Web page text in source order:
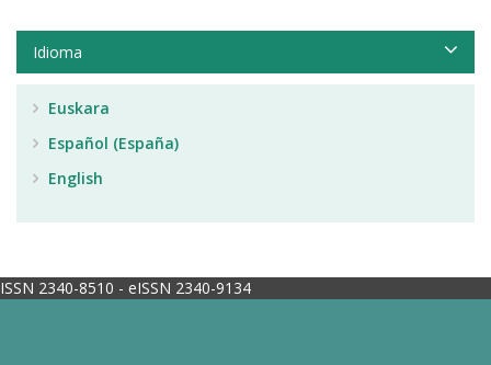
Idioma
Euskara
Español (España)
English
ISSN 2340-8510 - eISSN 2340-9134